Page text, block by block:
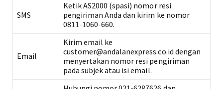
SMS
Ketik AS2000 (spasi) nomor resi
pengiriman Anda dan kirim ke nomor
0811-1060-660.
Email
Kirim email ke
customer@andalanexpress.co.id dengan
menyertakan nomor resi pengiriman
pada subjek atau isi email.